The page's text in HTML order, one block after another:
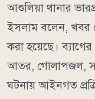
আশুলিয়া থানার
ইসলাম বলেন, খবর
করা হয়েছে।
আতর, গোলাপজল,
ঘটনায় আইনগত